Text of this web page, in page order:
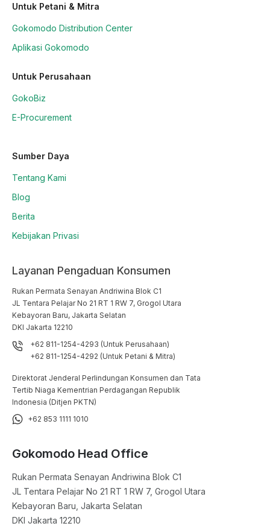
Untuk Petani & Mitra
Gokomodo Distribution Center
Aplikasi Gokomodo
Untuk Perusahaan
GokoBiz
E-Procurement
Sumber Daya
Tentang Kami
Blog
Berita
Kebijakan Privasi
Layanan Pengaduan Konsumen
Rukan Permata Senayan Andriwina Blok C1
JL Tentara Pelajar No 21 RT 1 RW 7, Grogol Utara
Kebayoran Baru, Jakarta Selatan
DKI Jakarta 12210
+62 811-1254-4293 (Untuk Perusahaan)
+62 811-1254-4292 (Untuk Petani & Mitra)
Direktorat Jenderal Perlindungan Konsumen dan Tata
Tertib Niaga Kementrian Perdagangan Republik
Indonesia (Ditjen PKTN)
+62 853 1111 1010
Gokomodo Head Office
Rukan Permata Senayan Andriwina Blok C1
JL Tentara Pelajar No 21 RT 1 RW 7, Grogol Utara
Kebayoran Baru, Jakarta Selatan
DKI Jakarta 12210